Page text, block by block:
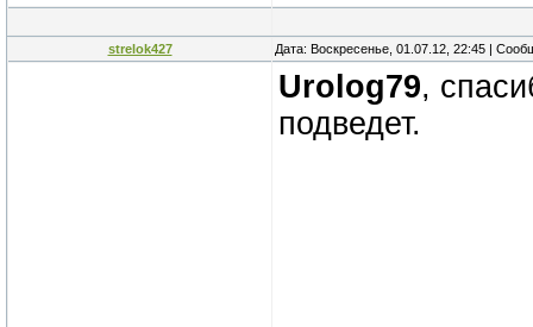
strelok427 Дата: Воскресенье, 01.07.12, 22:45 |
Urolog79,
подведет.